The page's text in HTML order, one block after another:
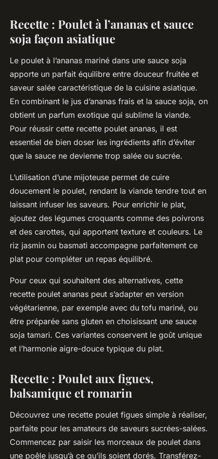
Recette : Poulet à l’ananas et sauce
soja façon asiatique
Le poulet à l’ananas mariné dans une sauce soja
apporte un parfait équilibre entre douceur fruitée et
saveur salée caractéristique de la cuisine asiatique.
En combinant le jus d’ananas frais et la sauce soja, on
obtient un parfum exotique qui sublime la viande.
Pour réussir cette recette poulet ananas, il est
essentiel de bien doser les ingrédients afin d’éviter
que la sauce ne devienne trop salée ou sucrée.
L’utilisation d’une mijoteuse permet de cuire
doucement le poulet, rendant la viande tendre tout en
laissant infuser les saveurs. Pour enrichir le plat,
ajoutez des légumes croquants comme des poivrons
et des carottes, qui apportent texture et couleurs. Le
riz jasmin ou basmati accompagne parfaitement ce
plat pour compléter un repas équilibré.
Pour ceux qui souhaitent des alternatives, cette
recette poulet ananas peut s’adapter en version
végétarienne, par exemple avec du tofu mariné, ou
être préparée sans gluten en choisissant une sauce
soja tamari. Ces variantes conservent le goût unique
et l’harmonie aigre-douce typique du plat.
Recette : Poulet aux figues,
balsamique et romarin
Découvrez une recette poulet figues simple à réaliser,
parfaite pour les amateurs de saveurs sucrées-salées.
Commencez par saisir les morceaux de poulet dans
une poêle jusqu’à ce qu’ils soient dorés. Transférez-